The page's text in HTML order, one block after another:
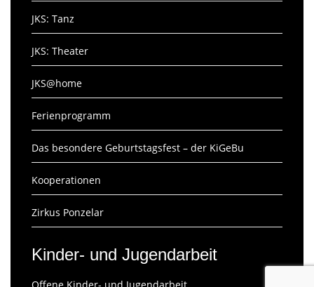
JKS: Tanz
JKS: Theater
JKS@home
Ferienprogramm
Das besondere Geburtstagsfest – der KiGeBu
Kooperationen
Zirkus Ponzelar
Kinder- und Jugendarbeit
Offene Kinder- und Jugendarbeit